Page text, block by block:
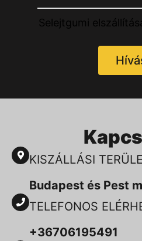
Selejtgumi
KISZÁLLÁSI
Budapest és Pest
TELEFONOS
+36706195491